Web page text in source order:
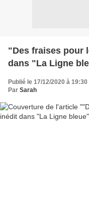
"Des fraises pour
dans "La Ligne
Publié le 17/12/2020 à 19:30
Par Sarah